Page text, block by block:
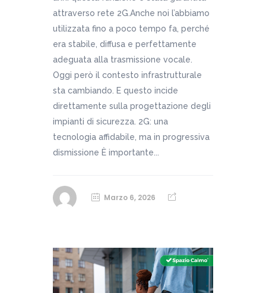
attraverso rete 2G.Anche noi l’abbiamo
utilizzata fino a poco tempo fa, perché
era stabile, diffusa e perfettamente
adeguata alla trasmissione vocale.
Oggi però il contesto infrastrutturale
sta cambiando. E questo incide
direttamente sulla progettazione degli
impianti di sicurezza. 2G: una
tecnologia affidabile, ma in progressiva
dismissione È importante...
Marzo 6, 2026